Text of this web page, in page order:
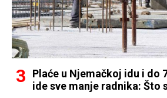
Plaće u Njemačkoj idu i do
ide sve manje radnika: Što